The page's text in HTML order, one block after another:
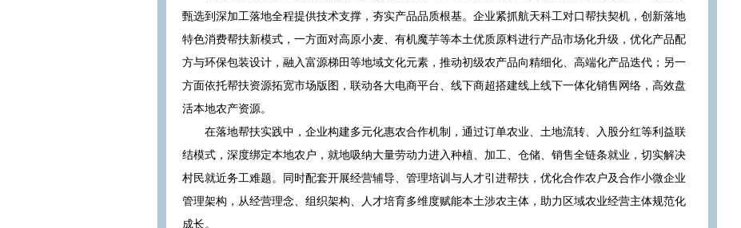
甄选到深加工落地全程提供技术支撑，夯实产品品质根基。企业紧抓航天科工对口帮扶契机，创新落地
特色消费帮扶新模式，一方面对高原小麦、有机魔芋等本土优质原料进行产品市场化升级，优化产品配
方与环保包装设计，融入富源梯田等地域文化元素，推动初级农产品向精细化、高端化产品迭代；另一
方面依托帮扶资源拓宽市场版图，联动各大电商平台、线下商超搭建线上线下一体化销售网络，高效盘
活本地农产资源。
在落地帮扶实践中，企业构建多元化惠农合作机制，通过订单农业、土地流转、入股分红等利益联
结模式，深度绑定本地农户，就地吸纳大量劳动力进入种植、加工、仓储、销售全链条就业，切实解决
村民就近务工难题。同时配套开展经营辅导、管理培训与人才引进帮扶，优化合作农户及合作小微企业
管理架构，从经营理念、组织架构、人才培育多维度赋能本土涉农主体，助力区域农业经营主体规范化
成长。